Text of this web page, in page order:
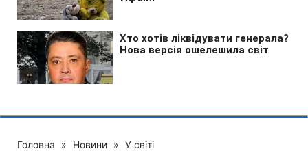
Головна » Новини » У світі